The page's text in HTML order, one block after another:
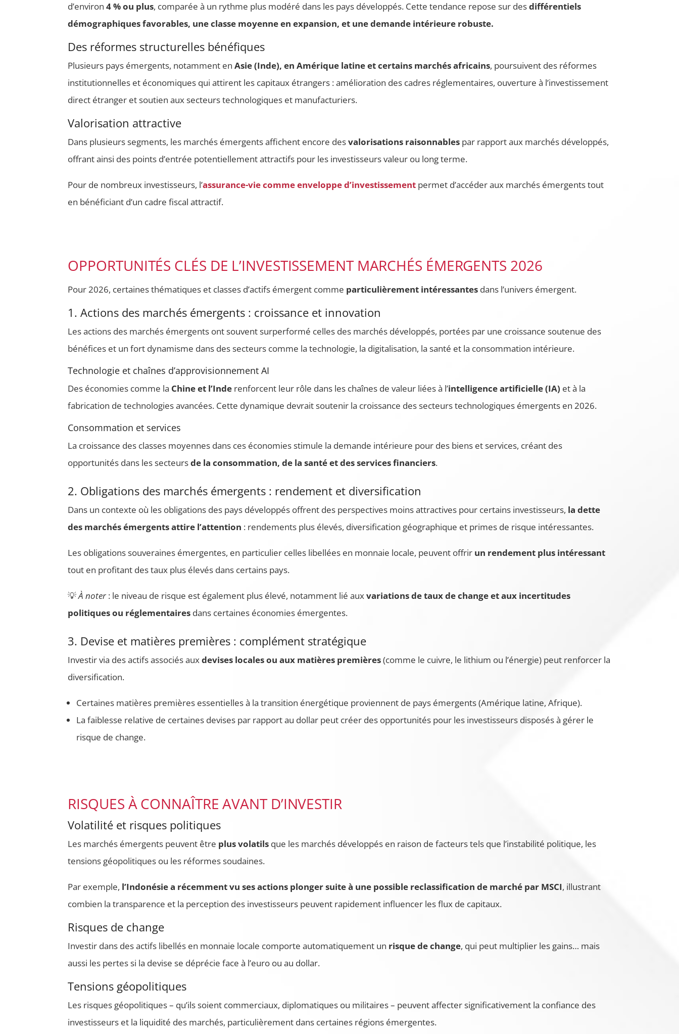
d’environ4 % ou plus, comparée à un rythme plus modéré dans les pays développés. Cette tendance repose sur desdifférentiels
démographiques favorables, une classe moyenne en expansion, et une demande intérieure robuste.
Des réformes structurelles bénéfiques
Plusieurs pays émergents, notamment enAsie (Inde), en Amérique latine et certains marchés africains, poursuivent des réformes
institutionnelles et économiques qui attirent les capitaux étrangers : amélioration des cadres réglementaires, ouverture à l’investissement
direct étranger et soutien aux secteurs technologiques et manufacturiers.
Valorisation attractive
Dans plusieurs segments, les marchés émergents affichent encore desvalorisations raisonnables par rapport aux marchés développés,
offrant ainsi des points d’entrée potentiellement attractifs pour les investisseurs valeur ou long terme.
Pour de nombreux investisseurs, l’assurance-vie comme enveloppe d’investissement permet d’accéder aux marchés émergents tout
en bénéficiant d’un cadre fiscal attractif.
OPPORTUNITÉS CLÉS DE L’INVESTISSEMENT MARCHÉS ÉMERGENTS 2026
Pour 2026, certaines thématiques et classes d’actifs émergent comme particulièrement intéressantes dans l’univers émergent.
1. Actions des marchés émergents : croissance et innovation
Les actions des marchés émergents ont souvent surperformé celles des marchés développés, portées par une croissance soutenue des
bénéfices et un fort dynamisme dans des secteurs comme la technologie, la digitalisation, la santé et la consommation intérieure.
Technologie et chaînes d’approvisionnement AI
Des économies comme la Chine et l’Inde renforcent leur rôle dans les chaînes de valeur liées à l’intelligence artificielle (IA) et à la
fabrication de technologies avancées. Cette dynamique devrait soutenir la croissance des secteurs technologiques émergents en 2026.
Consommation et services
La croissance des classes moyennes dans ces économies stimule la demande intérieure pour des biens et services, créant des
opportunités dans les secteursde la consommation, de la santé et des services financiers.
2. Obligations des marchés émergents : rendement et diversification
Dans un contexte où les obligations des pays développés offrent des perspectives moins attractives pour certains investisseurs, la dette
des marchés émergents attire l’attention : rendements plus élevés, diversification géographique et primes de risque intéressantes.
Les obligations souveraines émergentes, en particulier celles libellées en monnaie locale, peuvent offrir un rendement plus intéressant
tout en profitant des taux plus élevés dans certains pays.
💡À noter: le niveau de risque est également plus élevé, notamment lié auxvariations de taux de change et aux incertitudes
politiques ou réglementaires dans certaines économies émergentes.
3. Devise et matières premières : complément stratégique
Investir via des actifs associés auxdevises locales ou aux matières premières(comme le cuivre, le lithium ou l’énergie) peut renforcer la
diversification.
Certaines matières premières essentielles à la transition énergétique proviennent de pays émergents (Amérique latine, Afrique).
La faiblesse relative de certaines devises par rapport au dollar peut créer des opportunités pour les investisseurs disposés à gérer le
risque de change.
RISQUES À CONNAÎTRE AVANT D’INVESTIR
Volatilité et risques politiques
Les marchés émergents peuvent être plus volatils que les marchés développés en raison de facteurs tels que l’instabilité politique, les
tensions géopolitiques ou les réformes soudaines.
Par exemple, l’Indonésie a récemment vu ses actions plonger suite à une possible reclassification de marché par MSCI, illustrant
combien la transparence et la perception des investisseurs peuvent rapidement influencer les flux de capitaux.
Risques de change
Investir dans des actifs libellés en monnaie locale comporte automatiquement un risque de change, qui peut multiplier les gains… mais
aussi les pertes si la devise se déprécie face à l’euro ou au dollar.
Tensions géopolitiques
Les risques géopolitiques – qu’ils soient commerciaux, diplomatiques ou militaires – peuvent affecter significativement la confiance des
investisseurs et la liquidité des marchés, particulièrement dans certaines régions émergentes.